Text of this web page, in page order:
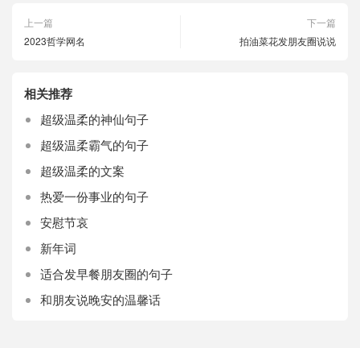
上一篇
2023哲学网名
下一篇
拍油菜花发朋友圈说说
相关推荐
超级温柔的神仙句子
超级温柔霸气的句子
超级温柔的文案
热爱一份事业的句子
安慰节哀
新年词
适合发早餐朋友圈的句子
和朋友说晚安的温馨话